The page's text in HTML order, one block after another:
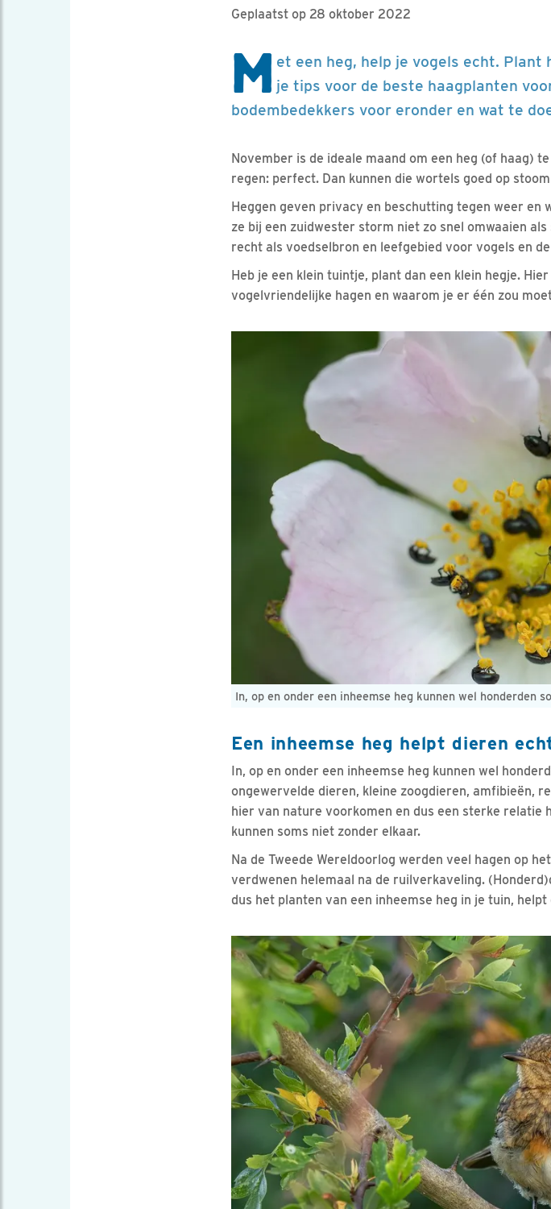
Geplaatst op 28 oktober 2022
M et een heg, help je vogels echt.
je tips voor de beste haagplanten
bodembedekkers voor eronder en wat te
November is de ideale maand om een heg (of haag)
regen: perfect. Dan kunnen die wortels goed op
Heggen geven privacy en beschutting tegen weer en
ze bij een zuidwester storm niet zo snel omwaaien
recht als voedselbron en leefgebied voor vogels en
Heb je een klein tuintje, plant dan een klein hegje.
vogelvriendelijke hagen en waarom je er één zou
In, op en onder een inheemse heg kunnen wel honderden
Een inheemse heg helpt dieren
In, op en onder een inheemse heg kunnen wel
ongewervelde dieren, kleine zoogdieren, amfibieën,
hier van nature voorkomen en dus een sterke relatie
kunnen soms niet zonder elkaar.
Na de Tweede Wereldoorlog werden veel hagen op
verdwenen helemaal na de ruilverkaveling.
dus het planten van een inheemse heg in je tuin,